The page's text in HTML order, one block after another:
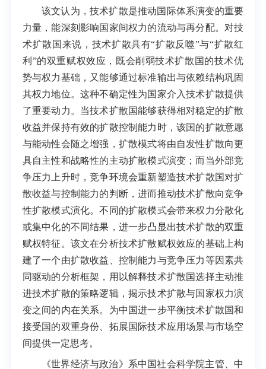
该文认为，技术扩散是推动国际体系演变的重要
力量，能深刻影响国家间权力的流动与再分配。对技
术扩散国来说，技术扩散具有“扩散反噬”与“扩散红
利”的双重赋权效应，既会削弱技术扩散国的技术优
势与权力基础，又能够通过标准输出与依赖结构巩固
其权力地位。这种不确定性为国家介入技术扩散提供
了重要动力。当技术扩散国能够获得相对稳定的扩散
收益并保持有效的扩散控制能力时，该国的扩散意愿
与能动性会随之增强，扩散模式将由自发性扩散向更
具自主性和战略性的主动扩散模式演变；而当外部竞
争压力上升时，竞争环境会重新塑造技术扩散国对扩
散收益与控制能力的判断，进而推动技术扩散向竞争
性扩散模式演化。不同的扩散模式会带来权力分散化
或集中化的不同结果，进一步凸显出技术扩散的双重
赋权特征。该文在分析技术扩散赋权效应的基础上构
建了一个由扩散收益、控制能力与竞争压力等因素共
同驱动的分析框架，用以解释技术扩散国选择主动推
进技术扩散的策略逻辑，揭示技术扩散与国家权力演
变之间的内在关系。为中国进一步平衡技术扩散国和
接受国的双重身份、拓展国际技术应用场景与市场空
间提供一定思考。
《世界经济与政治》系中国社会科学院主管、中